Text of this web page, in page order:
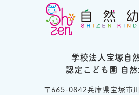
学校法人宝塚自
認定こども園 自然
〒665-0842兵庫県宝塚市